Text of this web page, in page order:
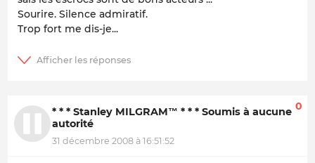
Sourire. Silence admiratif.
Trop fort me dis-je...
* * * Stanley MILGRAM™ * * * Soumis à aucune
autorité
31 décembre 2008 à 16:51:52
0